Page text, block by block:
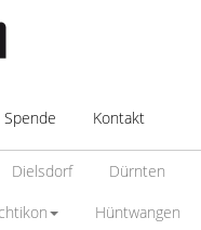
Spende Kontakt
Dielsdorf Dürnten
Hüntwangen